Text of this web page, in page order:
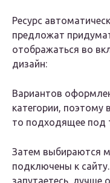
Ресурс
предложат
отображаться во
дизайн:
Вариантов
категории,
то подходящее под
Затем выбираются
подключены к